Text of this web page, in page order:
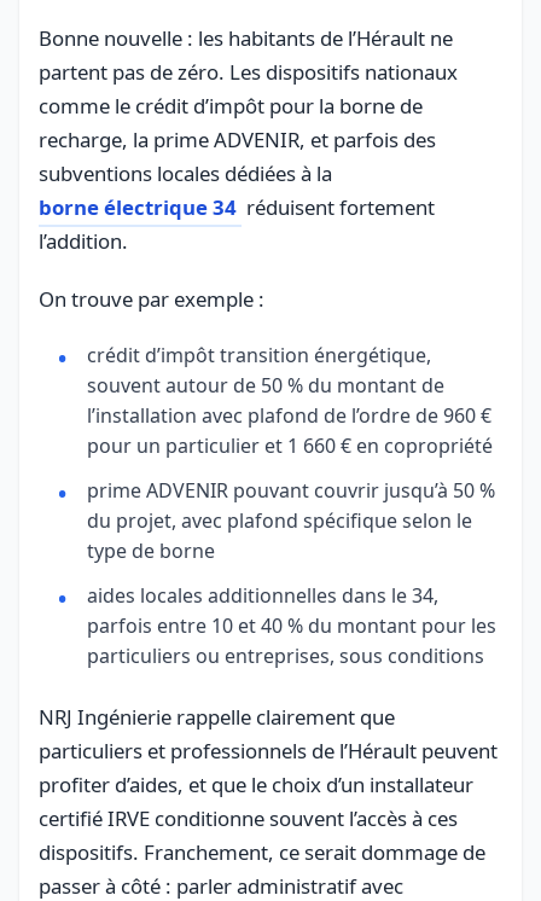
Bonne nouvelle : les habitants de l’Hérault ne
partent pas de zéro. Les dispositifs nationaux
comme le crédit d’impôt pour la borne de
recharge, la prime ADVENIR, et parfois des
subventions locales dédiées à la
borne électrique 34 réduisent fortement
l’addition.
On trouve par exemple :
crédit d’impôt transition énergétique,
souvent autour de 50 % du montant de
l’installation avec plafond de l’ordre de 960 €
pour un particulier et 1 660 € en copropriété
prime ADVENIR pouvant couvrir jusqu’à 50 %
du projet, avec plafond spécifique selon le
type de borne
aides locales additionnelles dans le 34,
parfois entre 10 et 40 % du montant pour les
particuliers ou entreprises, sous conditions
NRJ Ingénierie rappelle clairement que
particuliers et professionnels de l’Hérault peuvent
profiter d’aides, et que le choix d’un installateur
certifié IRVE conditionne souvent l’accès à ces
dispositifs. Franchement, ce serait dommage de
passer à côté : parler administratif avec